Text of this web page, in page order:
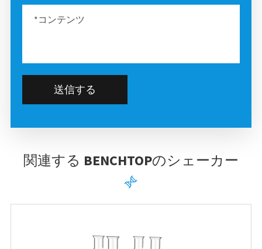
送信する
関連する BENCHTOPのシェーカー
